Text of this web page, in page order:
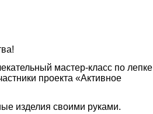
мастер-класс по лепке
проекта «Активное
изделия своими руками.